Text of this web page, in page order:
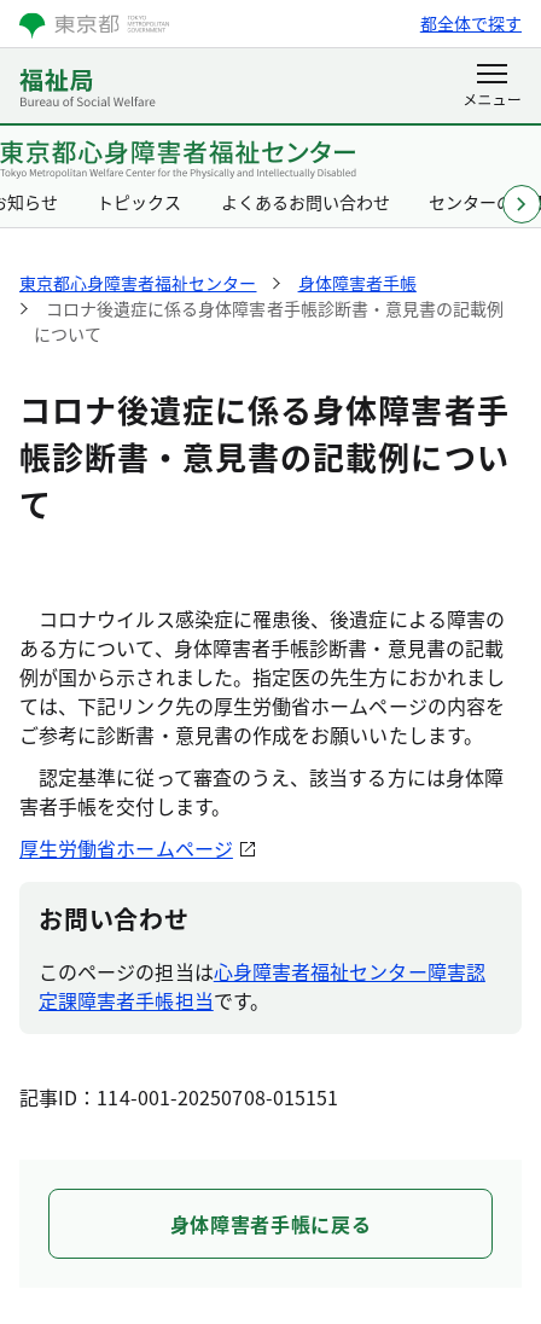
都全体で探す
知らせ トピックス よくあるお問い合わせ センターの概
東京都心身障害者福祉センター
身体障害者手帳
コロナ後遺症に係る身体障害者手帳診断書・意見書の記載例
について
コロナ後遺症に係る身体障害者手
帳診断書・意見書の記載例につい
て
コロナウイルス感染症に罹患後、後遺症による障害の
ある方について、身体障害者手帳診断書・意見書の記載
例が国から示されました。指定医の先生方におかれまし
ては、下記リンク先の厚生労働省ホームページの内容を
ご参考に診断書・意見書の作成をお願いいたします。
認定基準に従って審査のうえ、該当する方には身体障
害者手帳を交付します。
厚生労働省ホームページ
お問い合わせ
このページの担当は心身障害者福祉センター障害認
定課障害者手帳担当です。
記事ID：114-001-20250708-015151
身体障害者手帳に戻る